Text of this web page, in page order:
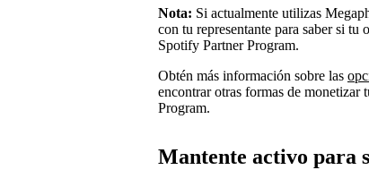
Nota: Si actualmente utilizas
con tu representante para saber si
Spotify Partner Program.
Obtén más información sobre las
encontrar otras formas de
Program.
Mantente activo para